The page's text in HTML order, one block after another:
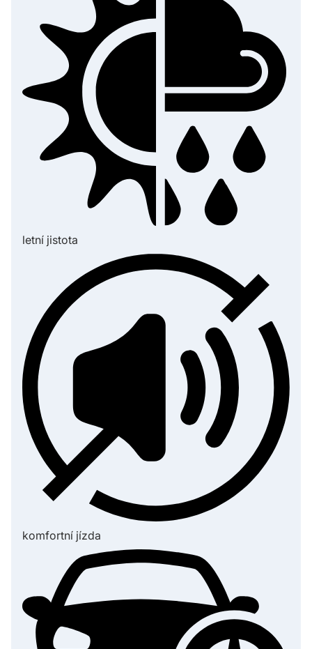
letní jistota
komfortní jízda